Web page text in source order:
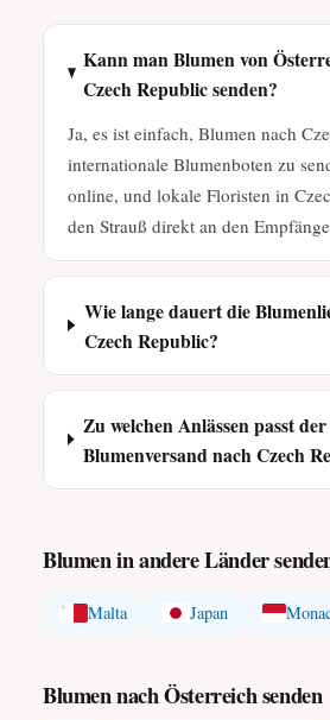
Kann man Blumen von
Czech Republic senden?
Ja, es ist einfach, Blumen nach
internationale Blumenboten zu
online, und lokale Floristen in
den Strauß direkt an den
Wie lange dauert die
Czech Republic?
Zu welchen Anlässen passt der
Blumenversand nach Czech
Blumen in andere Länder
Malta Japan
Blumen nach Österreich senden